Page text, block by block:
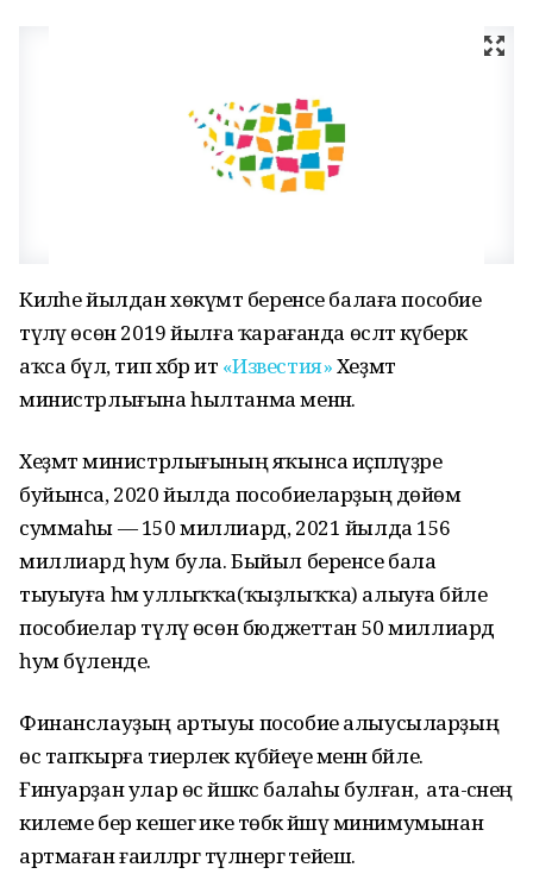
Киләһе йылдан хөкүмәт беренсе балаға пособие
түләү өсөн 2019 йылға ҡарағанда өсләтә күберәк
аҡса бүлә, тип хәбәр итә «Известия»Хеҙмәт
министрлығына һылтанма менән.
Хеҙмәт министрлығының яҡынса иҫәпләүҙәре
буйынса, 2020 йылда пособиеларҙың дөйөм
суммаһы — 150 миллиард, 2021 йылда 156
миллиард һум була. Быйыл беренсе бала
тыуыуға һәм уллыҡҡа(ҡыҙлыҡҡа) алыуға бәйле
пособиелар түләү өсөн бюджеттан 50 миллиард
һум бүленде.
Финанслауҙың артыуы пособие алыусыларҙың
өс тапҡырға тиерлек күбәйеүе менән бәйле.
Ғинуарҙан улар өс йәшкәсә балаһы булған, ә ата-әсәнең
килеме бер кешегә ике төбәк йәшәү минимумынан
артмаған ғаиләләргә түләнергә тейеш.